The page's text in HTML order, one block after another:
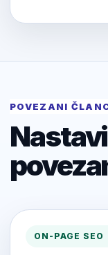
POVEZANI
ON-PAGE SEO